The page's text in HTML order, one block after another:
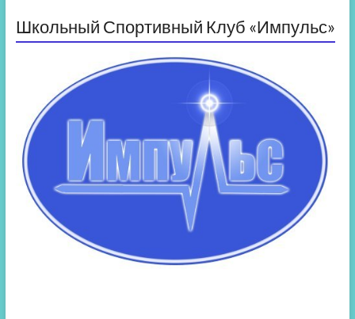
Школьный Спортивный Клуб «Импульс»